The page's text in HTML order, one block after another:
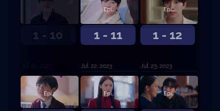
1 - 10
Episodio 10
1 - 11
Episodio 11
Jul. 22, 2023
1 - 12
Episodio 12
Jul. 23, 2023
Episodio 13 Episodio 14 Episodio 15